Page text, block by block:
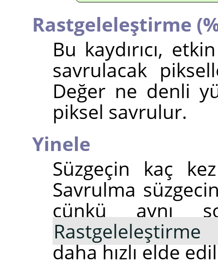
Rastgeleleştirme
Bu kaydırıcı,
savrulacak
Değer ne denli
piksel savrulur.
Yinele
Süzgeçin kaç
Savrulma
çünkü aynı
Rastgeleleştirme
daha hızlı elde